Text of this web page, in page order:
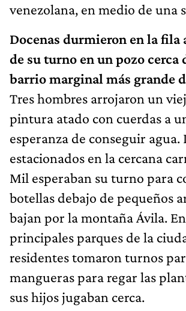
venezolana, en medio de una
Docenas durmieron en la fila
de su turno en un pozo cerca
barrio marginal más grande
Tres hombres arrojaron un
pintura atado con cuerdas a
esperanza de conseguir agua.
estacionados en la cercana
Mil esperaban su turno para
botellas debajo de pequeños
bajan por la montaña Ávila.
principales parques de la
residentes tomaron turnos
mangueras para regar las
sus hijos jugaban cerca.